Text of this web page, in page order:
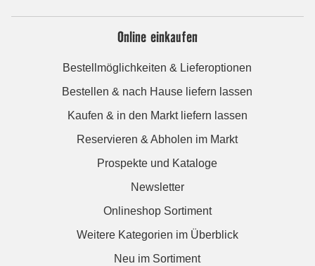
Online einkaufen
Bestellmöglichkeiten & Lieferoptionen
Bestellen & nach Hause liefern lassen
Kaufen & in den Markt liefern lassen
Reservieren & Abholen im Markt
Prospekte und Kataloge
Newsletter
Onlineshop Sortiment
Weitere Kategorien im Überblick
Neu im Sortiment